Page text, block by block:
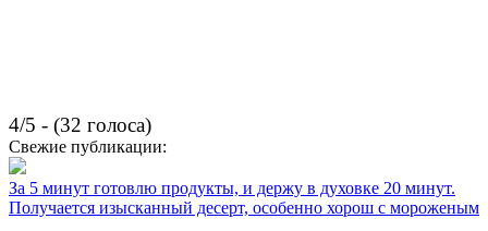
4/5 - (32 голоса)
Свежие публикации:
За 5 минут готовлю продукты, и держу в духовке 20 минут.
Получается изысканный десерт, особенно хорош с мороженым